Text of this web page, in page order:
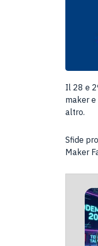
Il 28 e
maker
altro.
Sfide
Maker